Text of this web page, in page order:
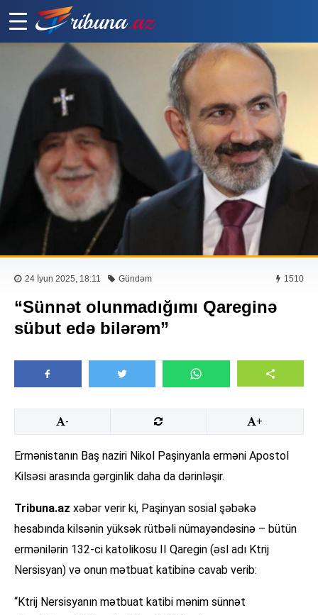
24 İyun 2025, 18:11 Gündəm 1510
“Sünnət olunmadığımı Qareginə
sübut edə bilərəm”
- +
Ermənistanın Baş naziri Nikol Paşinyanla erməni Apostol
Kilsəsi arasında gərginlik daha da dərinləşir.
Tribuna.az xəbər verir ki, Paşinyan sosial şəbəkə
hesabında kilsənin yüksək rütbəli nümayəndəsinə – bütün
ermənilərin 132-ci katolikosu II Qaregin (əsl adı Ktrij
Nersisyan) və onun mətbuat katibinə cavab verib:
“Ktrij Nersisyanın mətbuat katibi mənim sünnət